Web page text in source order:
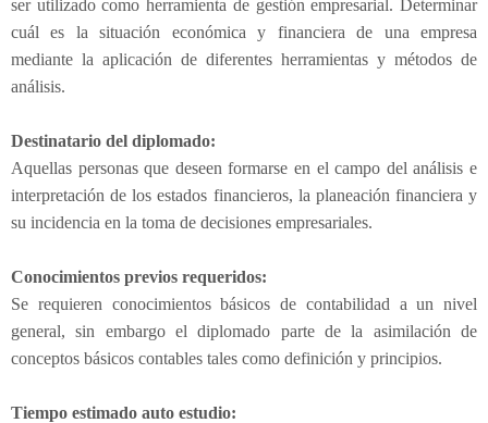
d
C
t
o
s
)
ser utilizado como herramienta de gestión empresarial. Determinar
cuál es la situación económica y financiera de una empresa
mediante la aplicación de diferentes herramientas y métodos de
análisis.
Destinatario del diplomado:
Aquellas personas que deseen formarse en el campo del análisis e
interpretación de los estados financieros, la planeación financiera y
su incidencia en la toma de decisiones empresariales.
Conocimientos previos requeridos:
Se requieren conocimientos básicos de contabilidad a un nivel
general, sin embargo el diplomado parte de la asimilación de
conceptos básicos contables tales como definición y principios.
Tiempo estimado auto estudio: